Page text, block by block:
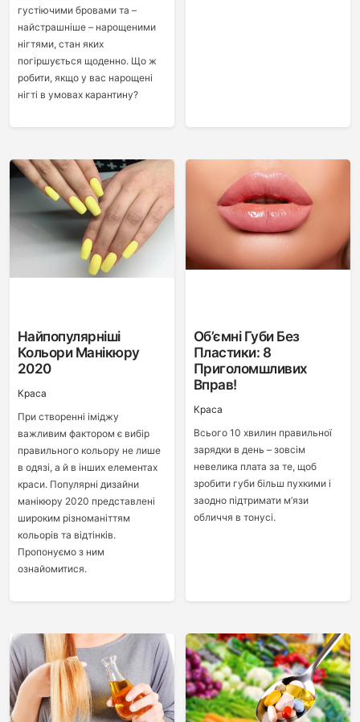
густіючими бровами та –
найстрашніше – нарощеними
нігтями, стан яких
погіршується щоденно. Що ж
робити, якщо у вас нарощені
нігті в умовах карантину?
Найпопулярніші
Кольори Манікюру
2020
Краса
При створенні іміджу
важливим фактором є вибір
правильного кольору не лише
в одязі, а й в інших елементах
краси. Популярні дизайни
манікюру 2020 представлені
широким різноманіттям
кольорів та відтінків.
Пропонуємо з ним
ознайомитися.
Об’ємні Губи Без
Пластики: 8
Приголомшливих
Вправ!
Краса
Всього 10 хвилин правильної
зарядки в день – зовсім
невелика плата за те, щоб
зробити губи більш пухкими і
заодно підтримати м’язи
обличчя в тонусі.